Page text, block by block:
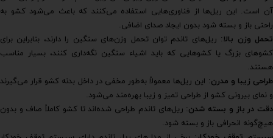
آن است. این ریل‌ها از فناوری‌هایی استفاده می‌کنند که باعث می‌شود کشو به
راحتی باز و بسته شود بدون ایجاد صدای اضافی.
تحمل وزن بالا: ریل‌های تاندم توان تحمل وزن‌های سنگین را دارند، بنابراین برای
کشوهای بزرگ یا کشوهایی که باید اشیاء سنگین نگه‌داری کنند، بسیار مناسب
هستند.
طراحی زیبا و مدرن: این ریل‌ها معمولاً به‌طور مخفی در داخل بدنه کشو قرار می‌گیرند
و نمای بیرونی کشو از طراحی تمیز و زیبا بهره‌مند می‌شود.
دقت در باز و بسته شدن: ریل‌های تاندم طراحی شده‌اند تا کشو کاملاً صاف و بدون
هیچ‌گونه انحرافی باز و بسته شود.